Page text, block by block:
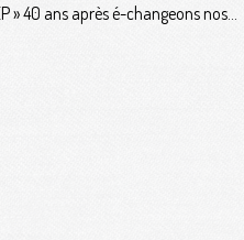
40 ans après é-changeons nos...